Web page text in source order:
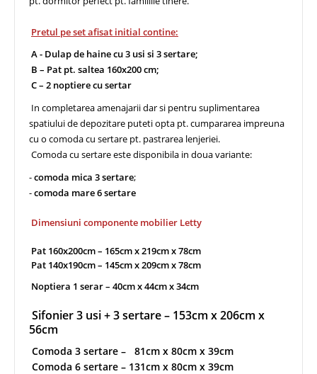
Pretul pe set afisat initial contine:
A - Dulap de haine cu 3 usi si 3 sertare;
B – Pat pt. saltea 160x200 cm;
C – 2 noptiere cu sertar
In completarea amenajarii dar si pentru suplimentarea
spatiului de depozitare puteti opta pt. cumpararea impreuna
cu o comoda cu sertare pt. pastrarea lenjeriei.
Comoda cu sertare este disponibila in doua variante:
-comoda mica 3 sertare;
-comoda mare 6 sertare
Dimensiuni componente mobilier Letty
Pat 160x200cm – 165cm x 219cm x 78cm
Pat 140x190cm – 145cm x 209cm x 78cm
Noptiera 1 serar – 40cm x 44cm x 34cm
Sifonier 3 usi + 3 sertare – 153cm x 206cm x
56cm
Comoda 3 sertare – 81cm x 80cm x 39cm
Comoda 6 sertare – 131cm x 80cm x 39cm